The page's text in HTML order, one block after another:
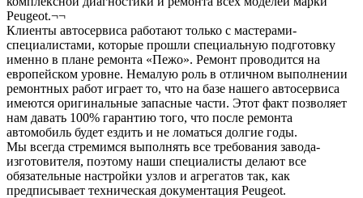
Peugeot.¬¬
Клиенты автосервиса работают только с мастерами-
специалистами, которые прошли специальную подготовку
именно в плане ремонта «Пежо». Ремонт проводится на
европейском уровне. Немалую роль в отличном выполнении
ремонтных работ играет то, что на базе нашего автосервиса
имеются оригинальные запасные части. Этот факт позволяет
нам давать 100% гарантию того, что после ремонта
автомобиль будет ездить и не ломаться долгие годы.
Мы всегда стремимся выполнять все требования завода-
изготовителя, поэтому наши специалисты делают все
обязательные настройки узлов и агрегатов так, как
предписывает техническая документация Peugeot.